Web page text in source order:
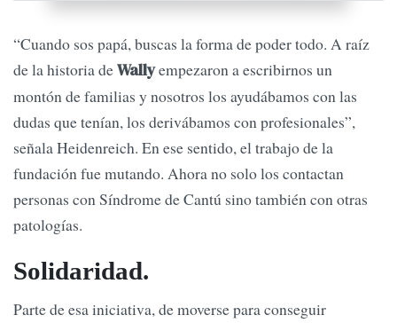
“Cuando sos papá, buscas la forma de poder todo. A raíz
de la historia deWallyempezaron a escribirnos un
montón de familias y nosotros los ayudábamos con las
dudas que tenían, los derivábamos con profesionales”,
señala Heidenreich. En ese sentido, el trabajo de la
fundación fue mutando. Ahora no solo los contactan
personas con Síndrome de Cantú sino también con otras
patologías.
Solidaridad.
Parte de esa iniciativa, de moverse para conseguir